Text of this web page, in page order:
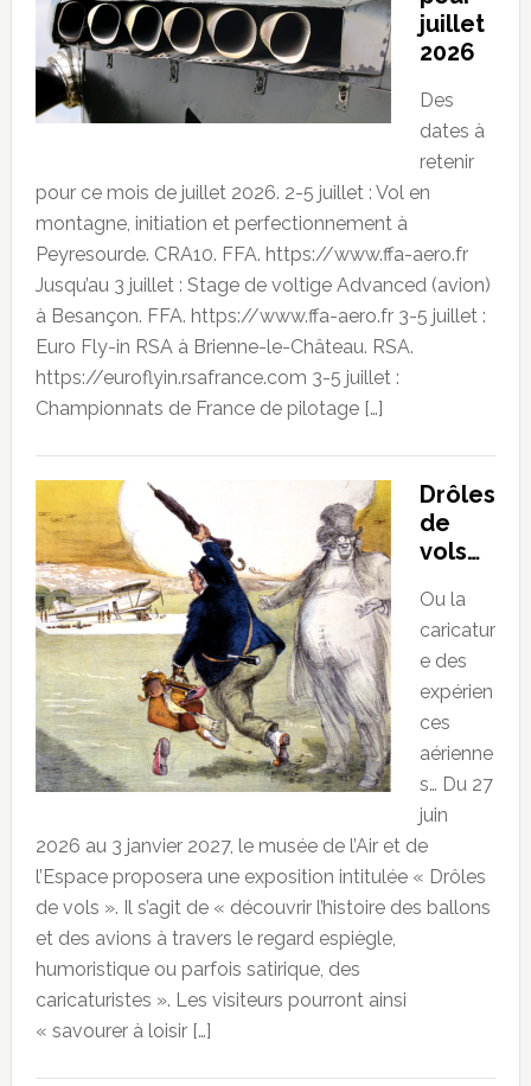
juillet
2026
Des
dates à
retenir
pour ce mois de juillet 2026. 2-5 juillet : Vol en
montagne, initiation et perfectionnement à
Peyresourde. CRA10. FFA. https://www.ffa-aero.fr
Jusqu’au 3 juillet : Stage de voltige Advanced (avion)
à Besançon. FFA. https://www.ffa-aero.fr 3-5 juillet :
Euro Fly-in RSA à Brienne-le-Château. RSA.
https://euroflyin.rsafrance.com 3-5 juillet :
Championnats de France de pilotage […]
Drôles
de
vols…
Ou la
caricatur
e des
expérien
ces
aérienne
s… Du 27
juin
2026 au 3 janvier 2027, le musée de l’Air et de
l’Espace proposera une exposition intitulée « Drôles
de vols ». Il s’agit de « découvrir l’histoire des ballons
et des avions à travers le regard espiègle,
humoristique ou parfois satirique, des
caricaturistes ». Les visiteurs pourront ainsi
« savourer à loisir […]